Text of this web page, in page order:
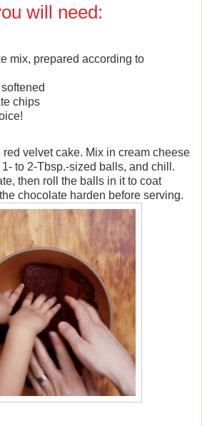
will need:
mix, prepared according to
chips
red velvet cake. Mix in cream cheese
to 2-Tbsp.-sized balls, and chill.
then roll the balls in it to coat
chocolate harden before serving.